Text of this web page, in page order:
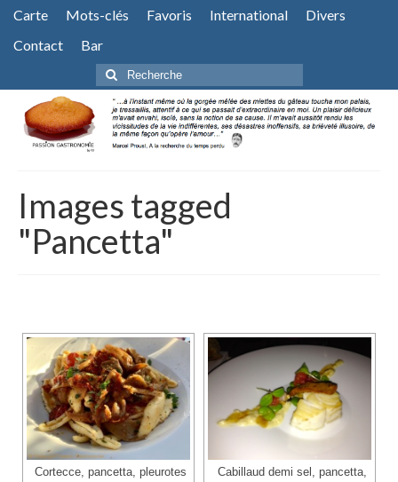
Carte Mots-clés Favoris International
Divers
Contact
Bar
Rechercher
:
Images tagged
"Pancetta"
Cortecce, pancetta, pleurotes
Cabillaud demi sel, pancetta,